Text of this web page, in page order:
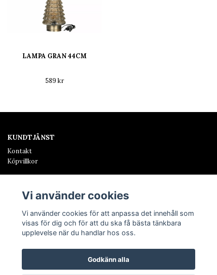
LAMPA GRAN 44CM
589 kr
KUNDTJÄNST
Kontakt
Köpvillkor
Hos oss finner ni allt från skönhetsbehandlingar, frisör och
inredning.
Vi använder cookies
Vi använder cookies för att anpassa det innehåll som
visas för dig och för att du ska få bästa tänkbara
upplevelse när du handlar hos oss.
Godkänn alla